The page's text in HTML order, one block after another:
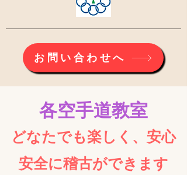
お問い合わせへ
各空手道教室
どなたでも楽しく、安心
安全に稽古ができます